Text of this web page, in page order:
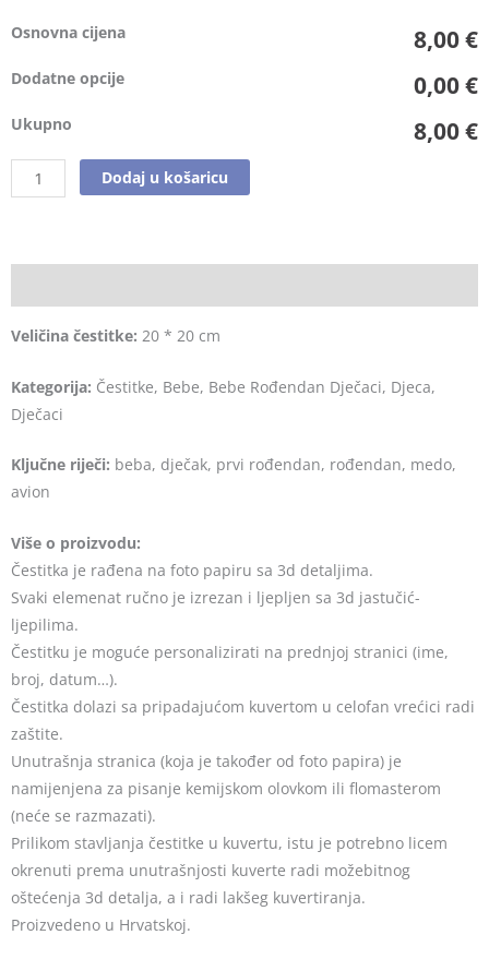
Osnovna cijena 8,00 €
Dodatne opcije 0,00 €
Ukupno 8,00 €
Dodaj u košaricu
Veličina čestitke: 20 * 20 cm
Kategorija: Čestitke, Bebe, Bebe Rođendan Dječaci, Djeca,
Dječaci
Ključne riječi: beba, dječak, prvi rođendan, rođendan, medo,
avion
Više o proizvodu:
Čestitka je rađena na foto papiru sa 3d detaljima.
Svaki elemenat ručno je izrezan i ljepljen sa 3d jastučić-
ljepilima.
Čestitku je moguće personalizirati na prednjoj stranici (ime,
broj, datum…).
Čestitka dolazi sa pripadajućom kuvertom u celofan vrećici radi
zaštite.
Unutrašnja stranica (koja je također od foto papira) je
namijenjena za pisanje kemijskom olovkom ili flomasterom
(neće se razmazati).
Prilikom stavljanja čestitke u kuvertu, istu je potrebno licem
okrenuti prema unutrašnjosti kuverte radi možebitnog
oštećenja 3d detalja, a i radi lakšeg kuvertiranja.
Proizvedeno u Hrvatskoj.